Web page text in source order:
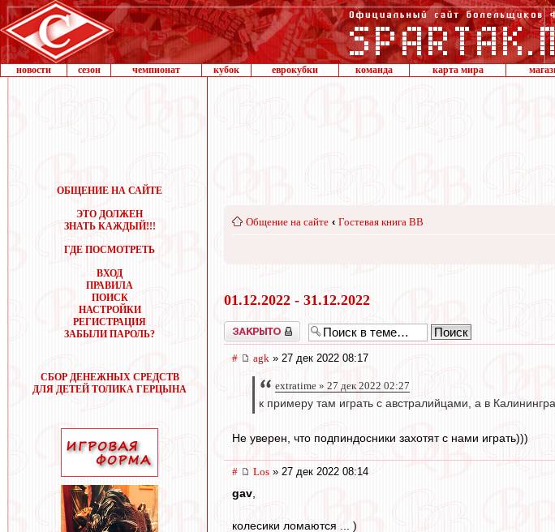
новости сезон чемпионат кубок еврокубки команда карта мира
ОБЩЕНИЕ НА САЙТЕ
ЭТО ДОЛЖЕН
ЗНАТЬ КАЖДЫЙ!!!
ГДЕ ПОСМОТРЕТЬ
ВХОД
ПРАВИЛА
ПОИСК
НАСТРОЙКИ
РЕГИСТРАЦИЯ
ЗАБЫЛИ ПАРОЛЬ?
СБОР ДЕНЕЖНЫХ СРЕДСТВ
ДЛЯ ДЕТЕЙ ТОЛИКА ГЕРЦЫНА
Общение на сайте ‹ Гостевая книга ВВ
01.12.2022 - 31.12.2022
Закрыто
# agk » 27 дек 2022 08:17
extratime » 27 дек 2022 02:27
к примеру там играть с австралийцами, а в
Не уверен, что подпиндосники захотят с нами играть)))
# Los » 27 дек 2022 08:14
gav
колесики ломаются ... )